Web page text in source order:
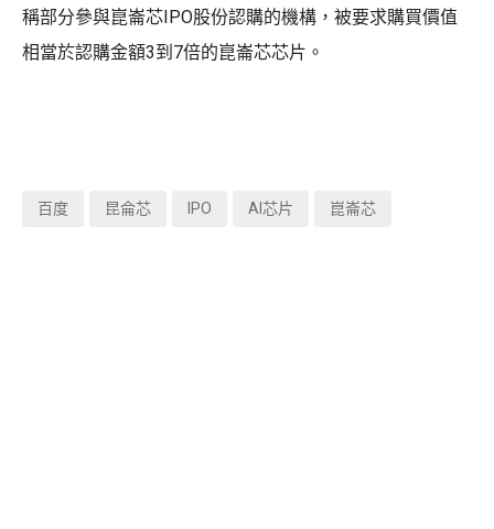
稱部分參與崑崙芯IPO股份認購的機構，被要求購買價值
相當於認購金額3到7倍的崑崙芯芯片。
百度 昆侖芯 IPO AI芯片 崑崙芯